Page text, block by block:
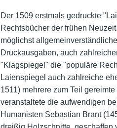
Der 1509 erstmals gedruckte
Rechtsbücher der frühen
möglichst
Druckausgaben, auch
"Klagspiegel" die "populäre
Laienspiegel auch zahlreiche
1511) mehrere zum Teil
veranstaltete die aufwendigen
Humanisten Sebastian Brant